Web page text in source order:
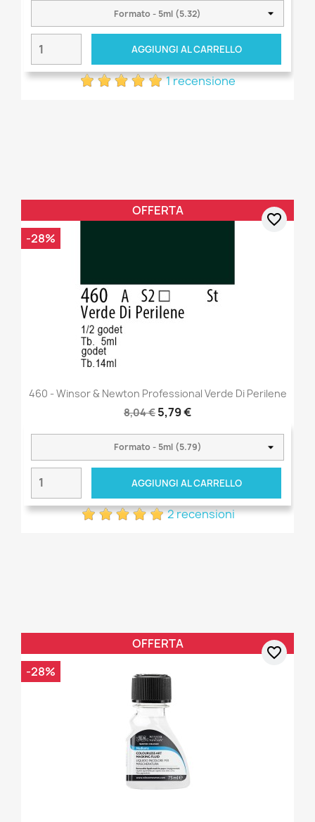
AGGIUNGI AL CARRELLO
1 recensione
460 - Winsor & Newton Professional Verde Di Perilene
8,04 € 5,79 €
AGGIUNGI AL CARRELLO
2 recensioni
OFFERTA
-28%
favorite_border
OFFERTA
-28%
favorite_border